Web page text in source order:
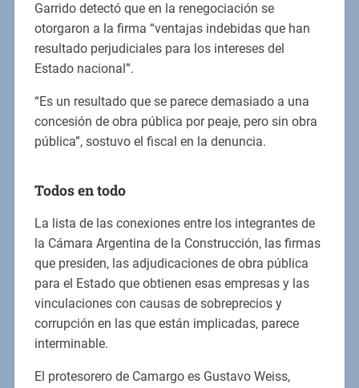
Garrido detectó que en la renegociación se
otorgaron a la firma “ventajas indebidas que han
resultado perjudiciales para los intereses del
Estado nacional”.
“Es un resultado que se parece demasiado a una
concesión de obra pública por peaje, pero sin obra
pública”, sostuvo el fiscal en la denuncia.
Todos en todo
La lista de las conexiones entre los integrantes de
la Cámara Argentina de la Construcción, las firmas
que presiden, las adjudicaciones de obra pública
para el Estado que obtienen esas empresas y las
vinculaciones con causas de sobreprecios y
corrupción en las que están implicadas, parece
interminable.
El protesorero de Camargo es Gustavo Weiss,